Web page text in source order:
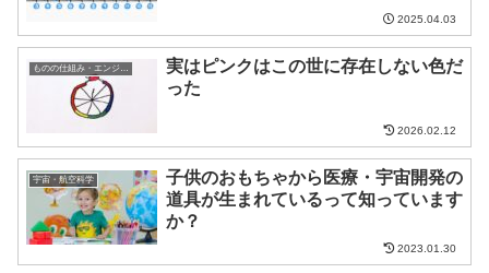
2025.04.03
ものの仕組み・エンジニア
実はピンクはこの世に存在しない色だ
った
2026.02.12
宇宙・航空科学
子供のおもちゃから医療・宇宙開発の
道具が生まれているって知っています
か？
2023.01.30